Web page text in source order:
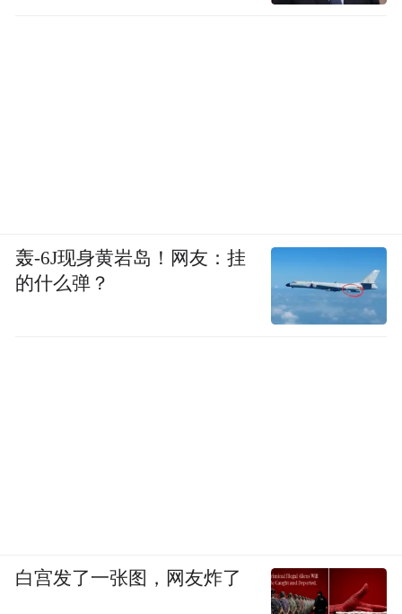
轰-6J现身黄岩岛！网友：挂
的什么弹？
白宫发了一张图，网友炸了